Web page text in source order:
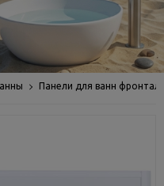
Панели для ванн